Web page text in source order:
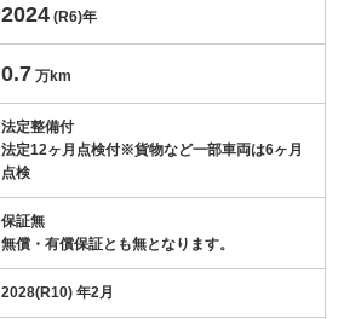
2024 (R6)年
0.7 万km
法定整備付
法定12ヶ月点検付※貨物など一部車両は6ヶ月
点検
保証無
無償・有償保証とも無となります。
2028(R10) 年2月